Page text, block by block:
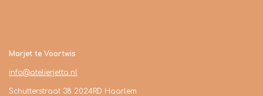
Marjet te Voortwis
info@atelierjetta.nl
Schutterstraat 38 2024RD Haarlem